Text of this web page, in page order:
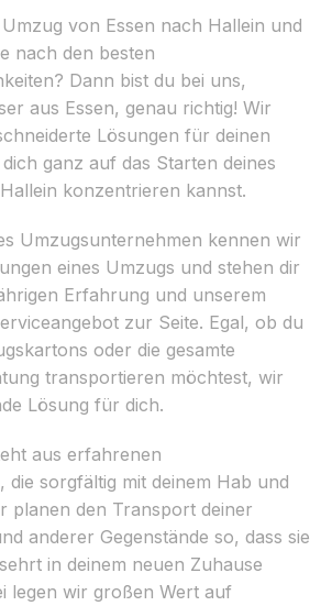
von Essen nach Hallein und
nach den besten
Dann bist du bei uns,
aus Essen, genau richtig! Wir
Lösungen für deinen
ganz auf das Starten deines
konzentrieren kannst.
Umzugsunternehmen kennen wir
eines Umzugs und stehen dir
Erfahrung und unserem
zur Seite. Egal, ob du
oder die gesamte
transportieren möchtest, wir
Lösung für dich.
aus erfahrenen
die sorgfältig mit deinem Hab und
planen den Transport deiner
anderer Gegenstände so, dass sie
in deinem neuen Zuhause
legen wir großen Wert auf